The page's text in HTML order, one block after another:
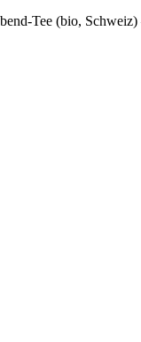
Tee (bio, Schweiz)